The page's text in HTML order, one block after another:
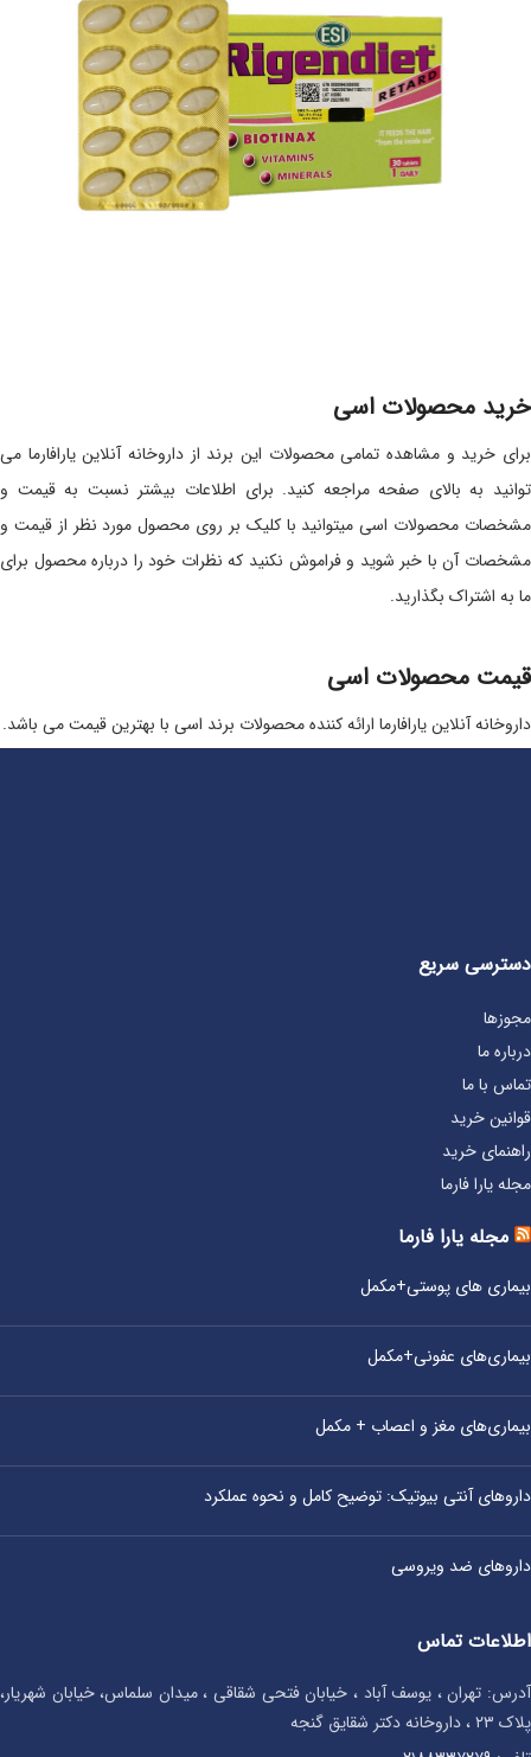
خرید محصولات اسی
برای خرید و مشاهده تمامی محصولات این برند از داروخانه آنلاین یارافارما می
توانید به بالای صفحه مراجعه کنید. برای اطلاعات بیشتر نسبت به قیمت و
مشخصات محصولات اسی میتوانید با کلیک بر روی محصول مورد نظر از قیمت و
مشخصات آن با خبر شوید و فراموش نکنید که نظرات خود را درباره محصول برای
ما به اشتراک بگذارید.
قیمت محصولات اسی
داروخانه آنلاین یارافارما ارائه کننده محصولات برند اسی با بهترین قیمت می باشد.
دسترسی سریع
مجوزها
درباره ما
تماس با ما
قوانین خرید
راهنمای خرید
مجله یارا فارما
مجله یارا فارما
بیماری‌ های پوستی+مکمل
بیماری‌های عفونی+مکمل
بیماری‌های مغز و اعصاب + مکمل
داروهای آنتی‌ بیوتیک: توضیح کامل و نحوه عملکرد
داروهای ضد ویروسی
اطلاعات تماس
آدرس: تهران ، یوسف آباد ، خیابان فتحی شقاقی ، میدان سلماس، خیابان شهریار،
پلاک ۲۳ ، داروخانه دکتر شقایق گنجه